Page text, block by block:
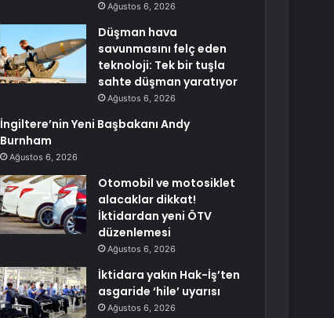
Ağustos 6, 2026
Düşman hava
savunmasını felç eden
teknoloji: Tek bir tuşla
sahte düşman yaratıyor
Ağustos 6, 2026
İngiltere’nin Yeni Başbakanı Andy
Burnham
Ağustos 6, 2026
Otomobil ve motosiklet
alacaklar dikkat!
İktidardan yeni ÖTV
düzenlemesi
Ağustos 6, 2026
İktidara yakın Hak-İş’ten
asgaride ‘hile’ uyarısı
Ağustos 6, 2026